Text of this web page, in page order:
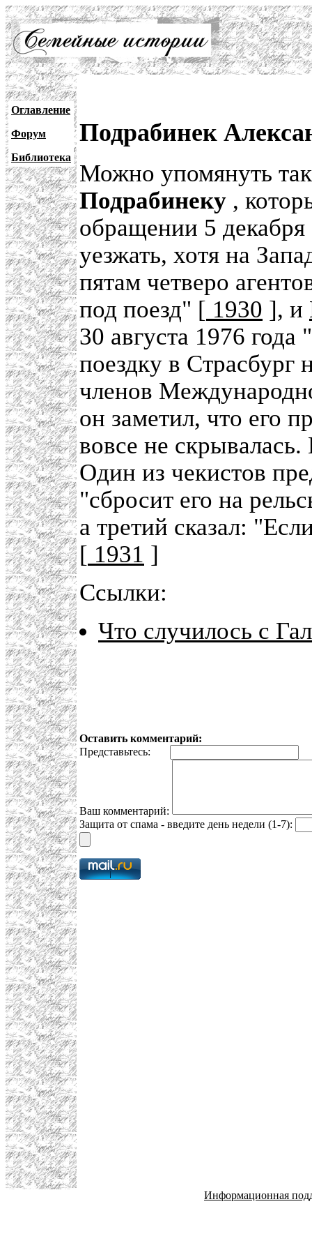
Оглавление
Форум
Библиотека
Подрабинек
Можно упомянуть
Подрабинеку ,
обращении 5 декабря
уезжать, хотя на
пятам четверо
под поезд" [ 1930 ], и
30 августа 1976 года
поездку в Страсбург
членов
он заметил, что его
вовсе не скрывалась.
Один из чекистов
"сбросит его на
а третий сказал:
[ 1931 ]
Ссылки:
Что случилось с
Оставить комментарий:
Представьтесь:
Ваш комментарий:
Защита от спама - введите день недели (1-7):
Информационная